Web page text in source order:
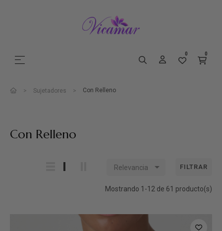
Navegación de palanca
☰ 0 0
Sujetadores Con Relleno
Con Relleno
Relevancia  FILTRAR
Mostrando 1-12 de 61 producto(s)